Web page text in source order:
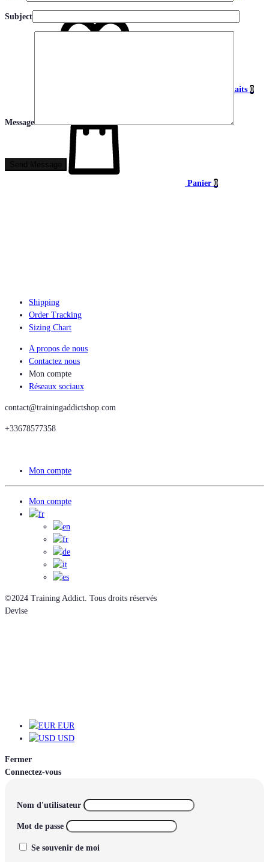
Liste de souhaits 0
Panier 0
Subject
Message
Shipping
Order Tracking
Sizing Chart
A propos de nous
Contactez nous
Mon compte
Réseaux sociaux
contact@trainingaddictshop.com
+33678577358
Mon compte
Mon compte
©2024 Training Addict. Tous droits réservés
Devise
EUR
USD
Fermer
Connectez-vous
Nom d'utilisateur
Mot de passe
Se souvenir de moi